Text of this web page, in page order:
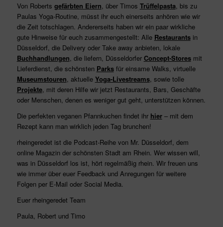
Von Roberts gefärbten Eiern , über Timos Trüffelpasta, bis zu
Paulas Yoga-Routine, müsst ihr euch einerseits anhören wie wir
die Zeit totschlagen. Andererseits haben wir ein paar wirkliche
gute Hinweise für euch zusammengestellt: Alle Restaurantsin
Düsseldorf, die Delivery oder Take away anbieten, lokale
Buchhandlungen , die liefern, Düsseldorfer Concept-Storesmit
Lieferdienst, die schönsten Parksfür einsame Walks, virtuelle
Museumstouren , aktuelle Yoga-Livestreams, sowie tolle
Projekte, mit deren Hilfe wir jetzt Restaurants, Bars, Geschäfte
oder Menschen, denen es weniger gut geht, unterstützen können.
Die perfekten veganen Pfannkuchen findet ihr hier– mit dem
Rezept kann man wirklich jeden Tag brunchen!
rheingeredet ist die Podcast-Reihe von Mr. Düsseldorf, dem
online Magazin der schönsten Stadt am Rhein. Wer wissen will,
was in Düsseldorf los ist, hört regelmäßig rhein. Wir freuen uns
wie immer über euer Feedback und Anregungen für weitere
Folgen per E-Mail oder Social Media.
Euer rheingeredet Team
Paula, Robert und Timo